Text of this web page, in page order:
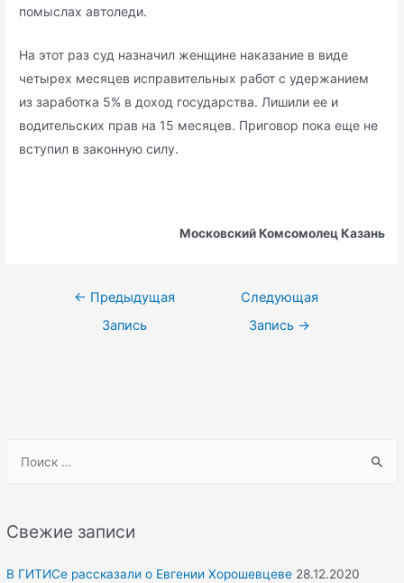
r
h
Свежие записи
В ГИТИСе рассказали о Евгении Хорошевцеве 28.12.2020
помыслах автоледи.
На этот раз суд назначил женщине наказание в виде
четырех месяцев исправительных работ с удержанием
из заработка 5% в доход государства. Лишили ее и
водительских прав на 15 месяцев. Приговор пока еще не
вступил в законную силу.
Московский Комсомолец Казань
Навигация
← Предыдущая
Запись
Следующая
Запись →